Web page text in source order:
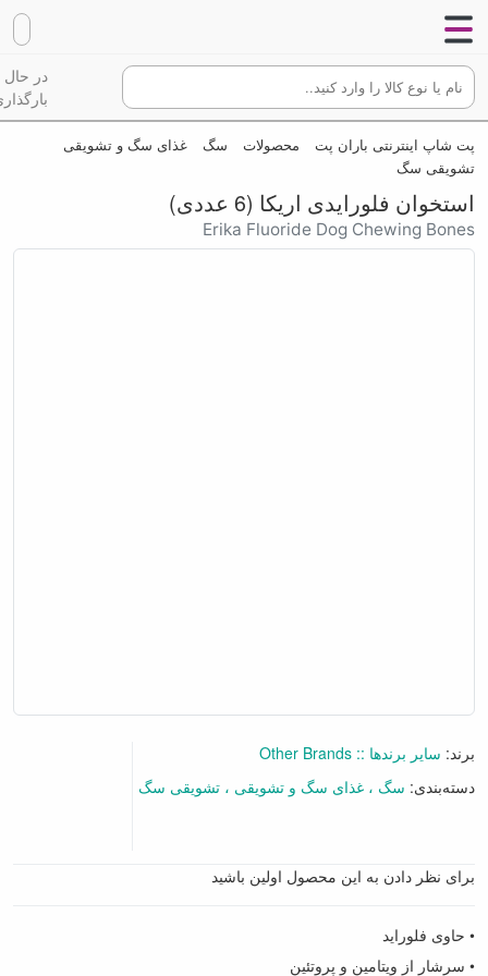
در حال
پت شاپ اینترنتی باران پت محصولات سگ
غذای سگ و تشویقی
تشویقی سگ
استخوان فلورایدی اریکا (6 عددی)
Erika Fluoride Dog Chewing Bones
برند: سایر برندها :: Other Brands
دسته‌بندی: سگ غذای سگ و تشویقی تشویقی سگ
برای نظر دادن به این محصول اولین باشید
• حاوی فلوراید
• سرشار از ویتامین و پروتئین